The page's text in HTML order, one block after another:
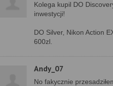
Kolega kupil DO
inwestycji!
DO Silver, Nikon Action
600zl.
Andy_07
No fakycznie